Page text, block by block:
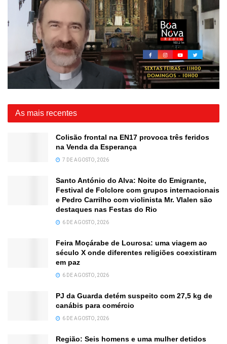
As mais recentes
Colisão frontal na EN17 provoca três feridos
na Venda da Esperança
7 DE AGOSTO, 2026
Santo António do Alva: Noite do Emigrante,
Festival de Folclore com grupos internacionais
e Pedro Carrilho com violinista Mr. Vlalen são
destaques nas Festas do Rio
6 DE AGOSTO, 2026
Feira Moçárabe de Lourosa: uma viagem ao
século X onde diferentes religiões coexistiram
em paz
6 DE AGOSTO, 2026
PJ da Guarda detém suspeito com 27,5 kg de
canábis para comércio
6 DE AGOSTO, 2026
Região: Seis homens e uma mulher detidos